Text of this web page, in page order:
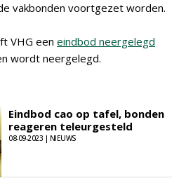
vakbonden voortgezet worden.
VHG een eindbod neergelegd
wordt neergelegd.
Eindbod cao op tafel, bonden
reageren teleurgesteld
08-09-2023 | NIEUWS